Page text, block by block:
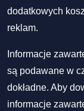
dodatkowych
reklam.
Informacje
są podawane w
dokładne. Aby
informacje